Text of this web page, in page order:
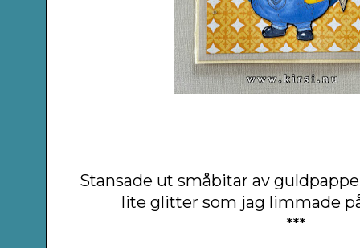
Stansade ut småbitar av
lite glitter som jag limmade
***